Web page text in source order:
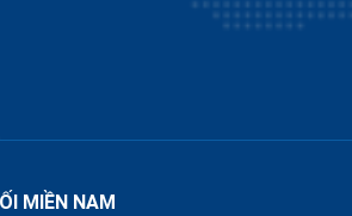
MIỀN NAM